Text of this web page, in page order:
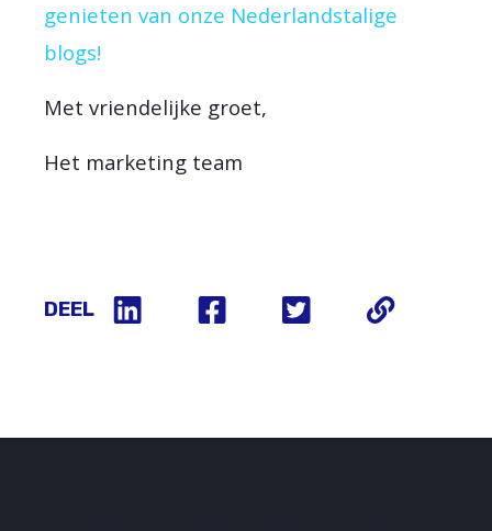
genieten van onze Nederlandstalige
blogs!
Met vriendelijke groet,
Het marketing team
DEEL